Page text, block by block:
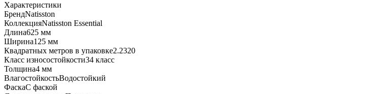
Характеристики
БрендNatisston
КоллекцияNatisston Essential
Длина625 мм
Ширина125 мм
Квадратных метров в упаковке2.2320
Класс износостойкости34 класс
Толщина4 мм
ВлагостойкостьВодостойкий
ФаскаС фаской